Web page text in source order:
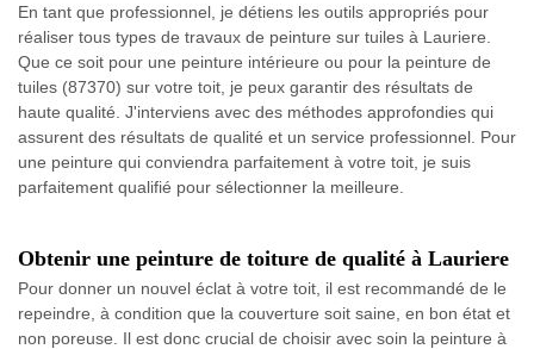
En tant que professionnel, je détiens les outils appropriés pour
réaliser tous types de travaux de peinture sur tuiles à Lauriere.
Que ce soit pour une peinture intérieure ou pour la peinture de
tuiles (87370) sur votre toit, je peux garantir des résultats de
haute qualité. J'interviens avec des méthodes approfondies qui
assurent des résultats de qualité et un service professionnel. Pour
une peinture qui conviendra parfaitement à votre toit, je suis
parfaitement qualifié pour sélectionner la meilleure.
Obtenir une peinture de toiture de qualité à Lauriere
Pour donner un nouvel éclat à votre toit, il est recommandé de le
repeindre, à condition que la couverture soit saine, en bon état et
non poreuse. Il est donc crucial de choisir avec soin la peinture à